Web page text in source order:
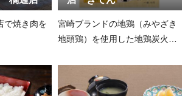
で焼き肉を
宮崎ブランドの地鶏（みやざき
地頭鶏）を使用した地鶏炭火焼